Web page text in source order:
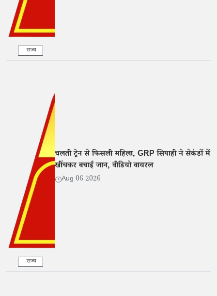
राज्य
राज्य
चलती ट्रेन से फिसली महिला, GRP सिपाही ने सेकंडों में
खींचकर बचाई जान, वीडियो वायरल
Aug 06 2026